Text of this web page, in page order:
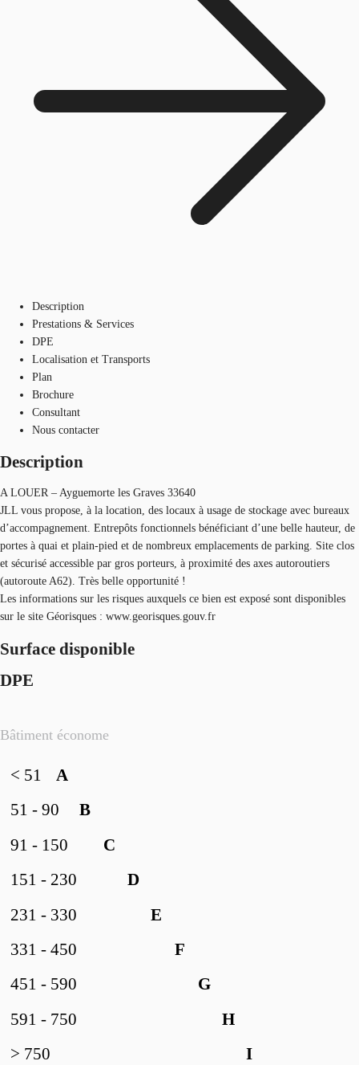
Description
Prestations & Services
DPE
Localisation et Transports
Plan
Brochure
Consultant
Nous contacter
Description
A LOUER – Ayguemorte les Graves 33640
JLL vous propose, à la location, des locaux à usage de stockage avec bureaux
d’accompagnement. Entrepôts fonctionnels bénéficiant d’une belle hauteur, de
portes à quai et plain-pied et de nombreux emplacements de parking. Site clos
et sécurisé accessible par gros porteurs, à proximité des axes autoroutiers
(autoroute A62). Très belle opportunité !
Les informations sur les risques auxquels ce bien est exposé sont disponibles
sur le site Géorisques : www.georisques.gouv.fr
Surface disponible
DPE
Bâtiment économe
A
< 51
B
51 - 90
C
91 - 150
D
151 - 230
E
231 - 330
F
331 - 450
G
451 - 590
H
591 - 750
I
> 750